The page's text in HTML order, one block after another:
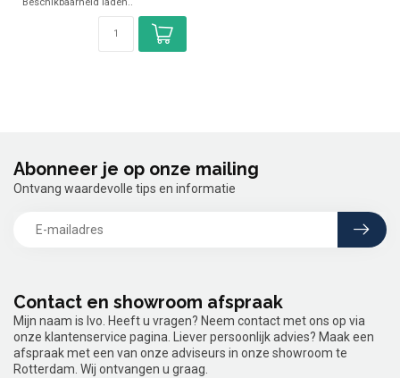
Contact en showroom afspraak
Mijn naam is Ivo. Heeft u vragen? Neem contact met ons op via
onze klantenservice pagina. Liever persoonlijk advies? Maak een
afspraak met een van onze adviseurs in onze showroom te
Rotterdam. Wij ontvangen u graag.
Abonneer je op onze mailing
Ontvang waardevolle tips en informatie